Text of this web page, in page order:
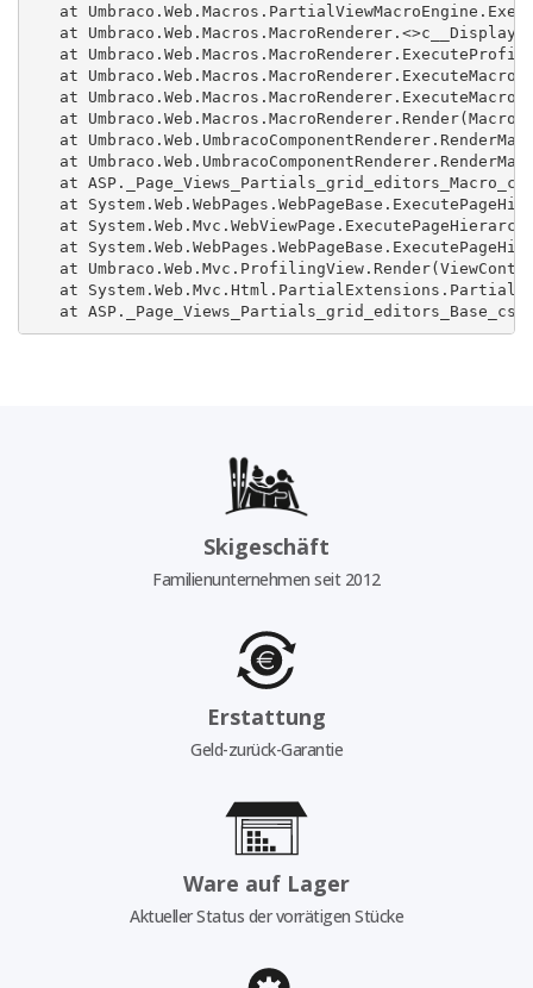
at
at
at
at
at
at
at
at
at
at
at
at
at
at
at
Skigeschäft
Familienunternehmen seit 2012
Erstattung
Geld-zurück-Garantie
Ware auf Lager
Aktueller Status der vorrätigen Stücke